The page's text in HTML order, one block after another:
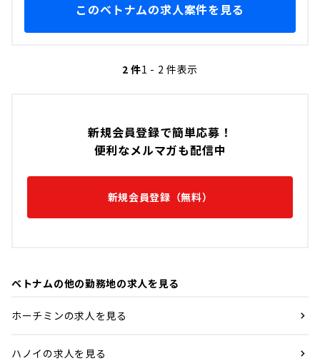
新規会員登録で簡単応募！
便利なメルマガも配信中
新規会員登録（無料）
ベトナムの他の勤務地の求人を見る
ホーチミンの求人を見る
ハノイの求人を見る
このベトナムの求人案件を見る
2 件1 - 2 件表示